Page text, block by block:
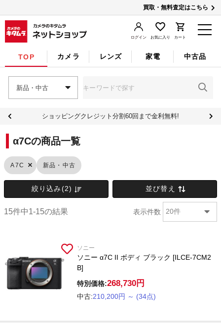
買取・無料査定はこちら
ログイン お気に入り カート
TOP カメラ レンズ 家電 中古品
新品・中古
ショッピングクレジット分割60回まで金利無料!
α7Cの商品一覧
Α7C 新品・中古
絞り込み(2) 並び替え
15件中1-15の結果 表示件数 20件
ソニー
ソニー α7C II ボディ ブラック [ILCE-7CM2
B]
特別価格:268,730円
中古:210,200円 ～ (34点)